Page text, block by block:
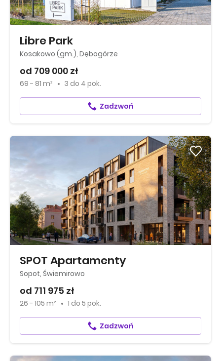
Libre Park
Kosakowo (gm.), Dębogórze
od 709 000 zł
69 - 81 m² 3 do 4 pok.
Zadzwoń
SPOT Apartamenty
Sopot, Świemirowo
od 711 975 zł
26 - 105 m² 1 do 5 pok.
Zadzwoń